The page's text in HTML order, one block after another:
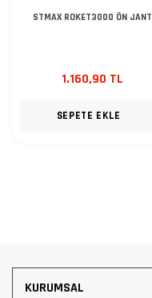
STMAX ROKET3000 ÖN JANT
1.160,90 TL
SEPETE EKLE
KURUMSAL